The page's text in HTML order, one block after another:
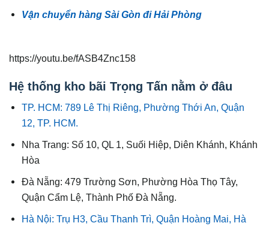
Vận chuyển hàng Sài Gòn đi Hải Phòng
https://youtu.be/fASB4Znc158
Hệ thống kho bãi Trọng Tấn nằm ở đâu
TP. HCM: 789 Lê Thị Riêng, Phường Thới An, Quận
12, TP. HCM.
Nha Trang: Số 10, QL 1, Suối Hiệp, Diên Khánh, Khánh
Hòa
Đà Nẵng: 479 Trường Sơn, Phường Hòa Thọ Tây,
Quận Cẩm Lệ, Thành Phố Đà Nẵng.
Hà Nội: Trụ H3, Cầu Thanh Trì, Quận Hoàng Mai, Hà